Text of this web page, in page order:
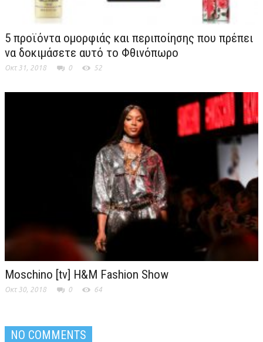
5 προϊόντα ομορφιάς και περιποίησης που πρέπει
να δοκιμάσετε αυτό το Φθινόπωρο
Οκτ 31, 2018 0 52
Moschino [tv] H&M Fashion Show
Οκτ 30, 2018 0 64
NO COMMENTS